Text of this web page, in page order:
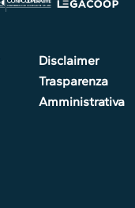
Disclaimer
Trasparenza
Amministrativa